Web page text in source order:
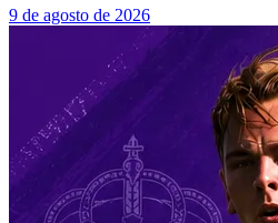
9 de agosto de 2026